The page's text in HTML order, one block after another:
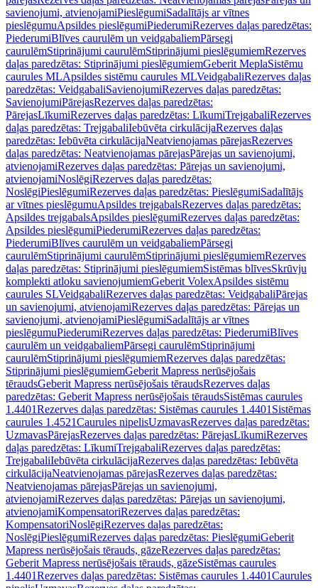
savienojumi, atvienojamiPieslēgumiSadalītājs ar vītnes
pieslēgumuApsildes pieslēgumiPiederumiRezerves daļas paredzētas:
PiederumiBlīves caurulēm un veidgabaliemPārsegi
caurulēmStiprinājumi caurulēmStiprinājumi pieslēgumiemRezerves
daļas paredzētas: Stiprinājumi pieslēgumiemGeberit MeplaSistēmu
caurules MLApsildes sistēmu caurules MLVeidgabaliRezerves daļas
paredzētas: VeidgabaliSavienojumiRezerves daļas paredzētas:
SavienojumiPārejasRezerves daļas paredzētas:
PārejasLīkumiRezerves daļas paredzētas: LīkumiTrejgabaliRezerves
daļas paredzētas: TrejgabaliIebūvēta cirkulācijaRezerves daļas
paredzētas: Iebūvēta cirkulācijaNeatvienojamas pārejasRezerves
daļas paredzētas: Neatvienojamas pārejasPārejas un savienojumi,
atvienojamiRezerves daļas paredzētas: Pārejas un savienojumi,
atvienojamiNoslēgiRezerves daļas paredzētas:
NoslēgiPieslēgumiRezerves daļas paredzētas: PieslēgumiSadalītājs
ar vītnes pieslēgumuApsildes trejgabalsRezerves daļas paredzētas:
Apsildes trejgabalsApsildes pieslēgumiRezerves daļas paredzētas:
Apsildes pieslēgumiPiederumiRezerves daļas paredzētas:
PiederumiBlīves caurulēm un veidgabaliemPārsegi
caurulēmStiprinājumi caurulēmStiprinājumi pieslēgumiemRezerves
daļas paredzētas: Stiprinājumi pieslēgumiemSistēmas blīvesSkrūvju
komplekti atloku savienojumiemGeberit VolexApsildes sistēmu
caurules SLVeidgabaliRezerves daļas paredzētas: VeidgabaliPārejas
un savienojumi, atvienojamiRezerves daļas paredzētas: Pārejas un
savienojumi, atvienojamiPieslēgumiSadalītājs ar vītnes
pieslēgumuPiederumiRezerves daļas paredzētas: PiederumiBlīves
caurulēm un veidgabaliemPārsegi caurulēmStiprinājumi
caurulēmStiprinājumi pieslēgumiemRezerves daļas paredzētas:
Stiprinājumi pieslēgumiemGeberit Mapress nerūsējošais
tēraudsGeberit Mapress nerūsējošais tēraudsRezerves daļas
paredzētas: Geberit Mapress nerūsējošais tēraudsSistēmas caurules
1.4401Rezerves daļas paredzētas: Sistēmas caurules 1.4401 Sistēmas
caurules 1.4521Caurules nipelisUzmavasRezerves daļas paredzētas:
UzmavasPārejasRezerves daļas paredzētas: PārejasLīkumiRezerves
daļas paredzētas: LīkumiTrejgabaliRezerves daļas paredzētas:
TrejgabaliIebūvēta cirkulācijaRezerves daļas paredzētas: Iebūvēta
cirkulācijaNeatvienojamas pārejasRezerves daļas paredzētas:
Neatvienojamas pārejasPārejas un savienojumi,
atvienojamiRezerves daļas paredzētas: Pārejas un savienojumi,
atvienojamiKompensatoriRezerves daļas paredzētas:
KompensatoriNoslēgiRezerves daļas paredzētas:
NoslēgiPieslēgumiRezerves daļas paredzētas: PieslēgumiGeberit
Mapress nerūsējošais tērauds, gāzeRezerves daļas paredzētas:
Geberit Mapress nerūsējošais tērauds, gāzeSistēmas caurules
1.4401Rezerves daļas paredzētas: Sistēmas caurules 1.4401Caurules